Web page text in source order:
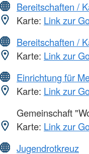
Bereitschaften /
Karte: Link zur
Bereitschaften /
Karte: Link zur
Einrichtung für
Karte: Link zur
Gemeinschaft
Karte: Link zur
Jugendrotkreuz